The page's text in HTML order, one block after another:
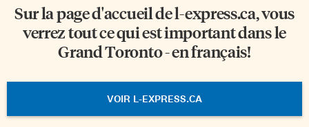
Sur la page d'accueil del-express.ca, vous
verrez tout ce qui est important dans le
Grand Toronto - en français!
VOIR L-EXPRESS.CA